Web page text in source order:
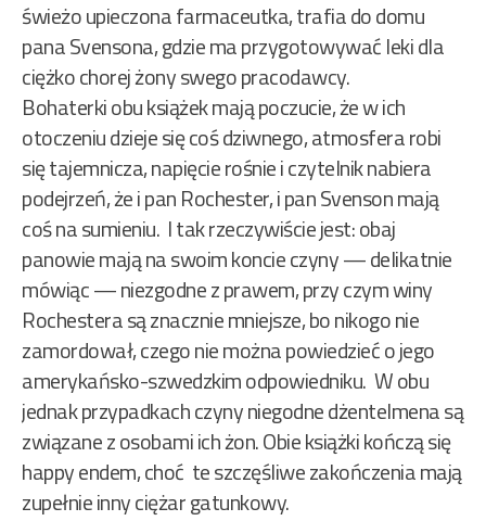
świeżo upieczona farmaceutka, trafia do domu
pana Svensona, gdzie ma przygotowywać leki dla
ciężko chorej żony swego pracodawcy.
Bohaterki obu książek mają poczucie, że w ich
otoczeniu dzieje się coś dziwnego, atmosfera robi
się tajemnicza, napięcie rośnie i czytelnik nabiera
podejrzeń, że i pan Rochester, i pan Svenson mają
coś na sumieniu. I tak rzeczywiście jest: obaj
panowie mają na swoim koncie czyny — delikatnie
mówiąc — niezgodne z prawem, przy czym winy
Rochestera są znacznie mniejsze, bo nikogo nie
zamordował, czego nie można powiedzieć o jego
amerykańsko-szwedzkim odpowiedniku. W obu
jednak przypadkach czyny niegodne dżentelmena są
związane z osobami ich żon. Obie książki kończą się
happy endem, choć te szczęśliwe zakończenia mają
zupełnie inny ciężar gatunkowy.